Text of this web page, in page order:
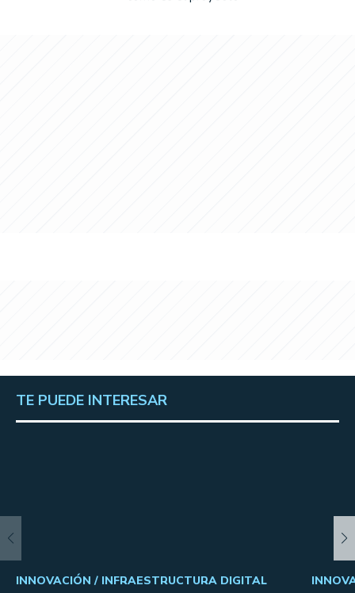
TE PUEDE INTERESAR
INNOVACIÓN / INFRAESTRUCTURA DIGITAL